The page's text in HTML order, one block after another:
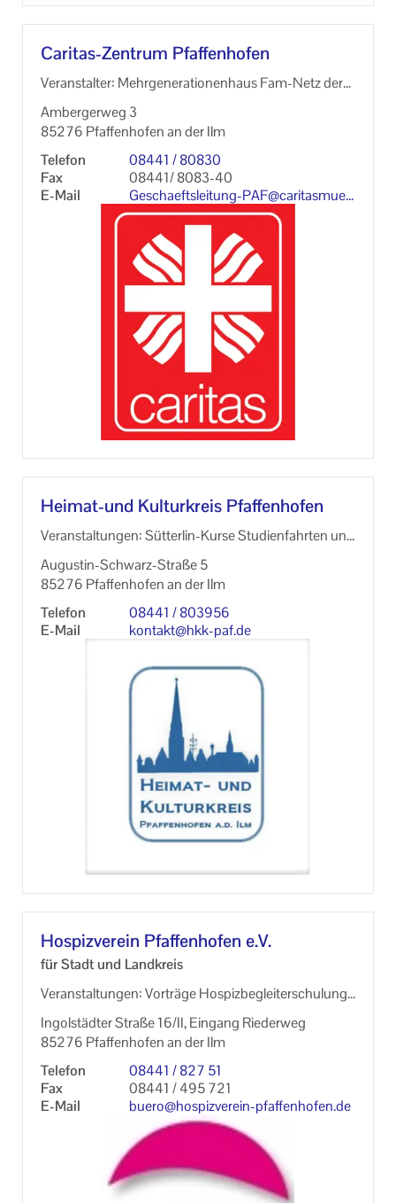
Caritas-​Zentrum Pfaf­fen­ho­fen
Ver­an­stal­ter: Mehr­ge­nera­tio­nen­haus Fam-​Netz der
Ca­ri­tas Mutter-​Kind-Grupper der Nach­bar­schafts­hil­f
e
Am­ber­ger­weg 3
85276 Pfaf­fen­ho­fen an der Ilm
Te­le­fon
08441 / 80830
Fax
08441/ 8083-​40
E-​Mail
Geschaeftsleitung-​PAF@ca­ri­tas­mu­e
n­chen.org
Heimat-​und Kul­tur­kreis Pfaf­fen­ho­fen
Ver­an­stal­tun­gen: Sütterlin-​Kurse Stu­di­en­fahr­ten und
Ex­kur­sio­nen Stadt­füh­run­gen / Son­der­füh­run­gen
Augustin-​Schwarz-Straße 5
85276 Pfaf­fen­ho­fen an der Ilm
Te­le­fon
08441 / 803956
E-​Mail
kon­takt@hkk-​paf.de
Hos­piz­ver­ein Pfaf­fen­ho­fen e.V.
für Stadt und Land­kreis
Ver­an­stal­tun­gen: Vor­trä­ge Hos­piz­be­glei­terschu­lun­ge
n
In­gol­städ­ter Stra­ße 16/II, Ein­gang Rie­der­weg
85276 Pfaf­fen­ho­fen an der Ilm
Te­le­fon
08441 / 827 51
Fax
08441 / 495 721
E-​Mail
buero@hospizverein-​pfaffenhofen.de